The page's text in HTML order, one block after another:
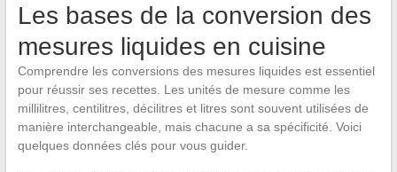
Les bases de la conversion des
mesures liquides en cuisine
Comprendre les conversions des mesures liquides est essentiel
pour réussir ses recettes. Les unités de mesure comme les
millilitres, centilitres, décilitres et litres sont souvent utilisées de
manière interchangeable, mais chacune a sa spécificité. Voici
quelques données clés pour vous guider.